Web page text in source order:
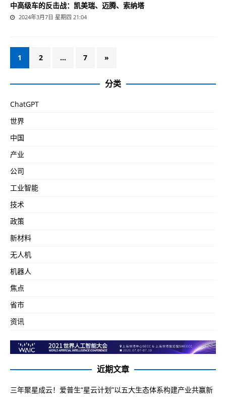
中高级车的反击战：凯美瑞、迈腾、索纳塔
2024年3月7日 星期四 21:04
1 2 … 7 »
分类
ChatGPT
世界
中国
产业
公司
工业智能
技术
政策
新材料
无人机
机器人
焦点
省市
资讯
近期文章
三年聚星成云！爱普生“星云计划”以五大生态体系构建产业共赢新